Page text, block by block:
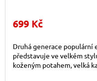
699 Kč
Druhá generace populární
představuje ve velkém
koženým potahem, velká